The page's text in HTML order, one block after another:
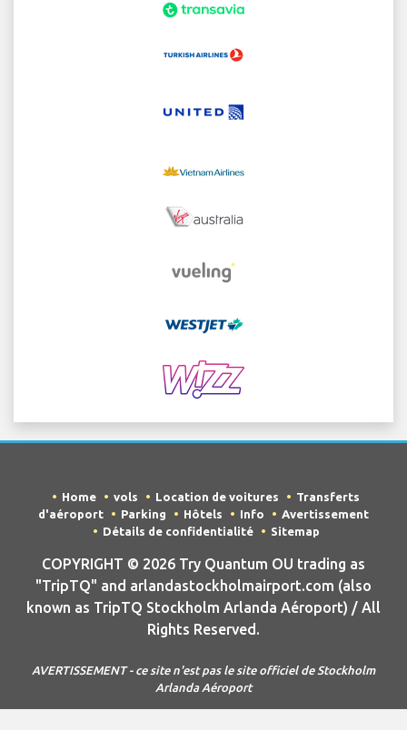
Home vols Location de voitures
Transferts
d'aéroport
Parking Hôtels Info
Avertissement
Détails de confidentialité
Sitemap
COPYRIGHT © 2026 Try Quantum OU trading as
"TripTQ" and arlandastockholmairport.com (also
known as TripTQ Stockholm Arlanda Aéroport) / All
Rights Reserved.
AVERTISSEMENT - ce site n'est pas le site officiel de Stockholm
Arlanda Aéroport